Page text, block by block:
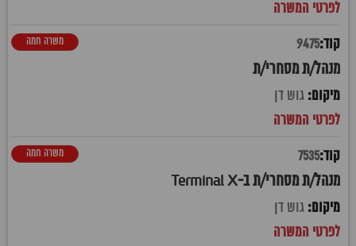
9475
מנהל/ת מסחרי/ת
משרה חמה
גוש דן
7535
מנהל/ת מסחרי/ת ב-Terminal X
משרה חמה
גוש דן